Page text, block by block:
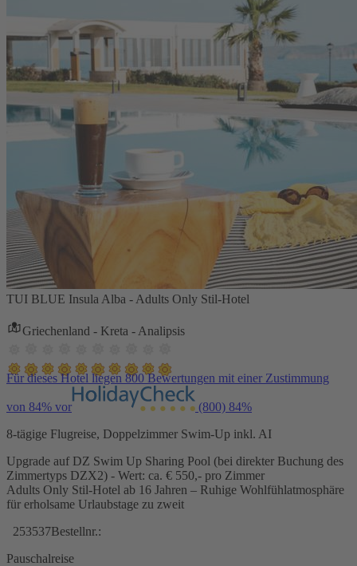
TUI BLUE Insula Alba - Adults Only Stil-Hotel
Griechenland - Kreta - Analipsis
Für dieses Hotel liegen 800 Bewertungen mit einer Zustimmung
von 84% vor (800) 84%
8-tägige Flugreise, Doppelzimmer Swim-Up inkl. AI
Upgrade auf DZ Swim Up Sharing Pool (bei direkter Buchung des
Zimmertyps DZX2) - Wert: ca. € 550,- pro Zimmer
Adults Only Stil-Hotel ab 16 Jahren – Ruhige Wohlfühlatmosphäre
für erholsame Urlaubstage zu zweit
253537Bestellnr.:
Pauschalreise